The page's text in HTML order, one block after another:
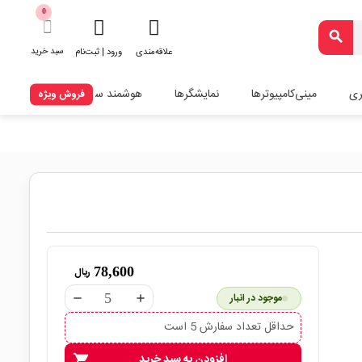
search
علاقه‌مندی ورود | ثبت‌نام
0
سبد خرید
مینی‌کامپیوترها نمایشگرها هوشمند سازیفروش ویژه
78,600 ریال
remove add موجود در انبار
حداقل تعداد سفارش 5 است